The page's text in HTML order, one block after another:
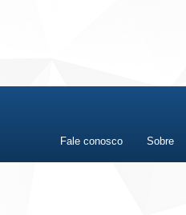
Fale conosco Sobre